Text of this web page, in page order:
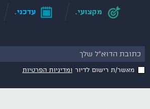
מקצועי. עדכני.
מאשר/ת רישום לדיור ומדיניות הפרטיות